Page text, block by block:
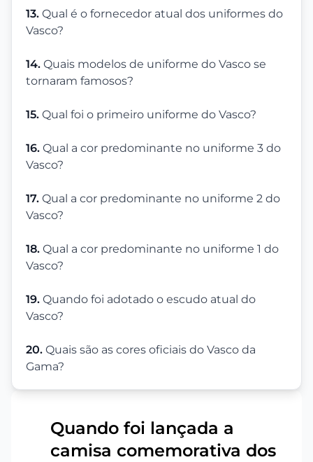
13. Qual é o fornecedor atual dos uniformes do
Vasco?
14. Quais modelos de uniforme do Vasco se
tornaram famosos?
15. Qual foi o primeiro uniforme do Vasco?
16. Qual a cor predominante no uniforme 3 do
Vasco?
17. Qual a cor predominante no uniforme 2 do
Vasco?
18. Qual a cor predominante no uniforme 1 do
Vasco?
19. Quando foi adotado o escudo atual do
Vasco?
20. Quais são as cores oficiais do Vasco da
Gama?
Quando foi lançada a
camisa comemorativa dos